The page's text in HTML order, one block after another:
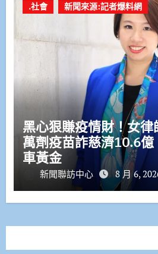
.社會 新聞來源:記者爆料網
黑心狠賺疫情財！女
萬劑疫苗詐慈濟10.6
車黃金
新聞聯訪中心 8 月 6,